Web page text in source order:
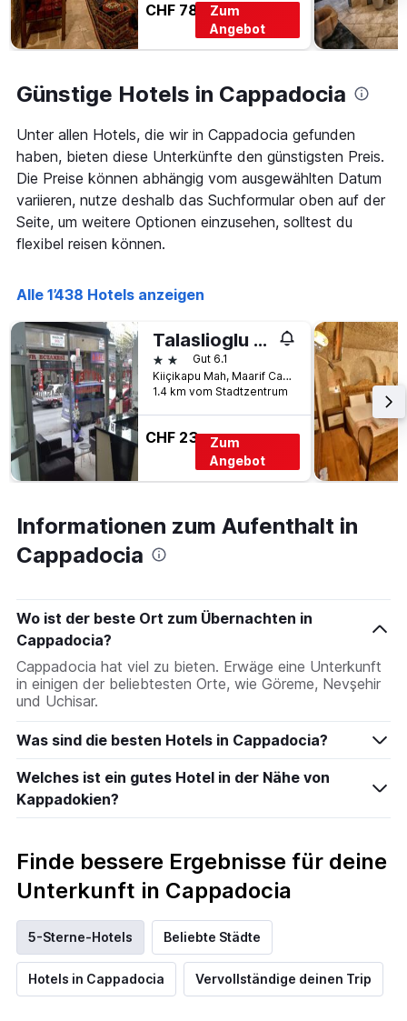
CHF 78
Zum
Angebot
Günstige Hotels in Cappadocia
Unter allen Hotels, die wir in Cappadocia gefunden
haben, bieten diese Unterkünfte den günstigsten Preis.
Die Preise können abhängig vom ausgewählten Datum
variieren, nutze deshalb das Suchformular oben auf der
Seite, um weitere Optionen einzusehen, solltest du
flexibel reisen können.
Alle 1’438 Hotels anzeigen
Talaslioglu Hotel
2 SterneGut 6.1
Kiiçikapu Mah, Maarif Caddesi No 21 /a Melikgazi, Kayseri, Türkei
1.4 km vom Stadtzentrum
CHF 23
Zum
Angebot
Informationen zum Aufenthalt in
Cappadocia
Wo ist der beste Ort zum Übernachten in
Cappadocia?
Cappadocia hat viel zu bieten. Erwäge eine Unterkunft
in einigen der beliebtesten Orte, wie Göreme, Nevşehir
und Uchisar.
Was sind die besten Hotels in Cappadocia?
Welches ist ein gutes Hotel in der Nähe von
Kappadokien?
Finde bessere Ergebnisse für deine
Unterkunft in Cappadocia
5-Sterne-Hotels Beliebte Städte
Hotels in Cappadocia Vervollständige deinen Trip